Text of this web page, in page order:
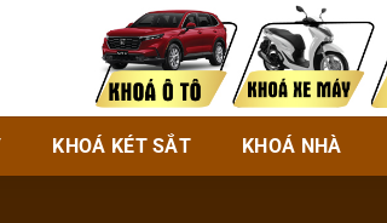
KHOÁ KÉT SẮT KHOÁ NHÀ